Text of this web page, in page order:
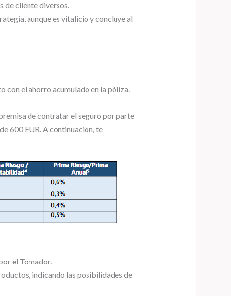
de cliente diversos.
aunque es vitalicio y concluye al
con el ahorro acumulado en la póliza.
de contratar el seguro por parte
600 EUR. A continuación, te
el Tomador.
indicando las posibilidades de